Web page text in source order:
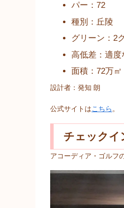
パー：72
種別：丘陵
グリーン：2
高低差：適
面積：72万㎡
設計者：発知 朗
公式サイトはこちら 。
チェックイ
アコーディア・ゴルフ